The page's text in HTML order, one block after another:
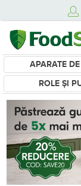
APARATE
ROLE ȘI